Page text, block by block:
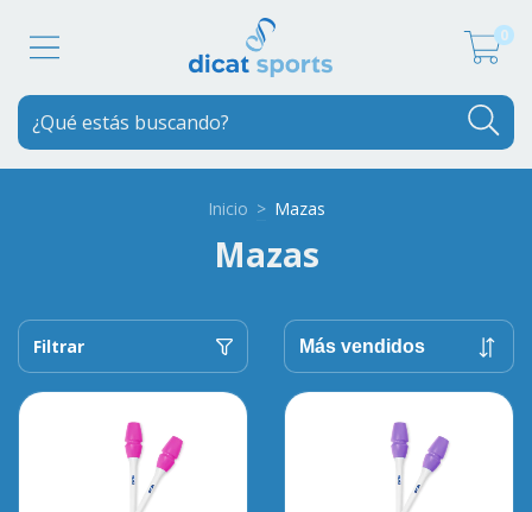
0
Inicio > Mazas
Mazas
Filtrar